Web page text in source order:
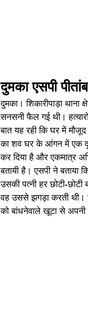
दुमका एसपी
दुमका। शिकारीपाड़ा
सनसनी फैल गई थी।
बात यह रही कि घर में मौजूद
का शव घर के आंगन में एक
कर दिया है और एकमात्र
बतायी है। एसपी ने बताया
उसकी पत्नी हर छोटी-
वह उससे झगड़ा करती
को बांधनेवाले खूटा से अपनी